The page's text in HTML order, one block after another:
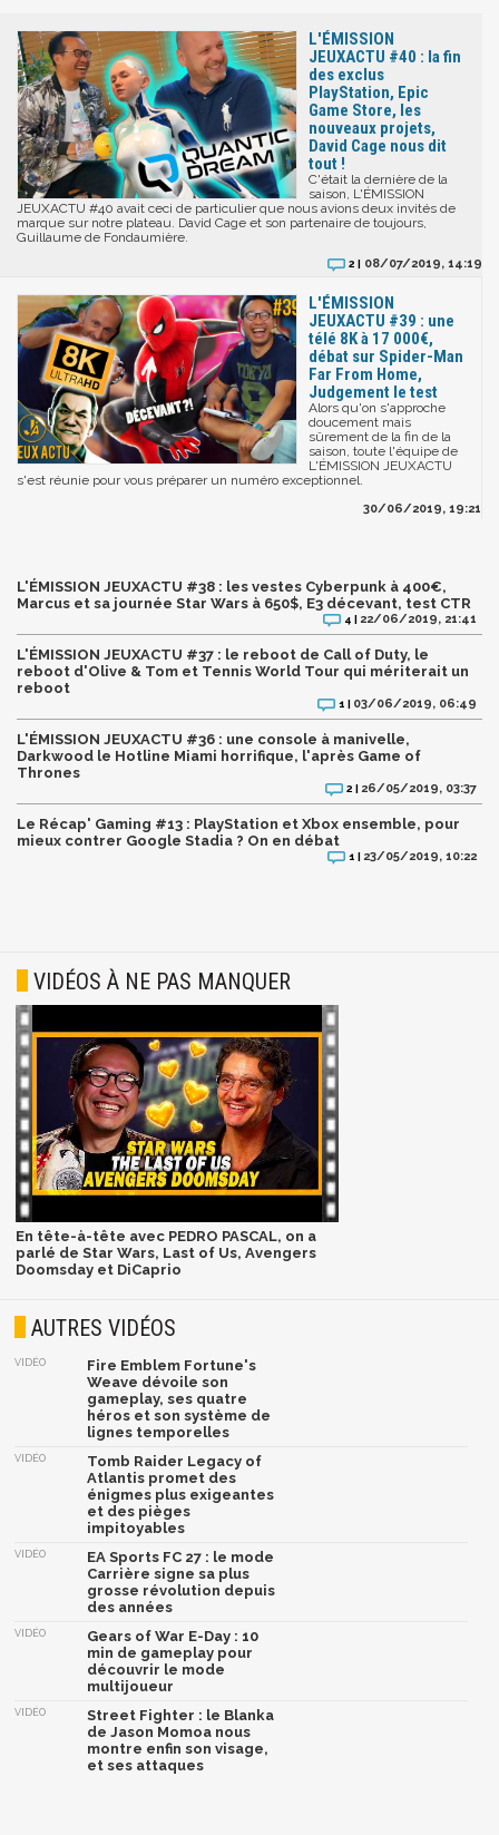
L'ÉMISSION
JEUXACTU #40 : la fin
des exclus
PlayStation, Epic
Game Store, les
nouveaux projets,
David Cage nous dit
tout !
C'était la dernière de la
saison, L'ÉMISSION
JEUXACTU #40 avait ceci de particulier que nous avions deux invités de
marque sur notre plateau. David Cage et son partenaire de toujours,
Guillaume de Fondaumière.
2 | 08/07/2019, 14:19
L'ÉMISSION
JEUXACTU #39 : une
télé 8K à 17 000€,
débat sur Spider-Man
Far From Home,
Judgement le test
Alors qu'on s'approche
doucement mais
sûrement de la fin de la
saison, toute l'équipe de
L'ÉMISSION JEUXACTU
s'est réunie pour vous préparer un numéro exceptionnel.
30/06/2019, 19:21
L'ÉMISSION JEUXACTU #38 : les vestes Cyberpunk à 400€,
Marcus et sa journée Star Wars à 650$, E3 décevant, test CTR
4 | 22/06/2019, 21:41
L'ÉMISSION JEUXACTU #37 : le reboot de Call of Duty, le
reboot d'Olive & Tom et Tennis World Tour qui mériterait un
reboot
1 | 03/06/2019, 06:49
L'ÉMISSION JEUXACTU #36 : une console à manivelle,
Darkwood le Hotline Miami horrifique, l'après Game of
Thrones
2 | 26/05/2019, 03:37
Le Récap' Gaming #13 : PlayStation et Xbox ensemble, pour
mieux contrer Google Stadia ? On en débat
1 | 23/05/2019, 10:22
VIDÉOS À NE PAS MANQUER
En tête-à-tête avec PEDRO PASCAL, on a
parlé de Star Wars, Last of Us, Avengers
Doomsday et DiCaprio
AUTRES VIDÉOS
VIDÉO
Fire Emblem Fortune's
Weave dévoile son
gameplay, ses quatre
héros et son système de
lignes temporelles
VIDÉO
Tomb Raider Legacy of
Atlantis promet des
énigmes plus exigeantes
et des pièges
impitoyables
VIDÉO
EA Sports FC 27 : le mode
Carrière signe sa plus
grosse révolution depuis
des années
VIDÉO
Gears of War E-Day : 10
min de gameplay pour
découvrir le mode
multijoueur
VIDÉO
Street Fighter : le Blanka
de Jason Momoa nous
montre enfin son visage,
et ses attaques